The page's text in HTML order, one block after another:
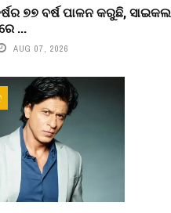
୭୭ ବର୍ଷ ପାଳନ କରୁଛି,
...
AUG 07, 2026